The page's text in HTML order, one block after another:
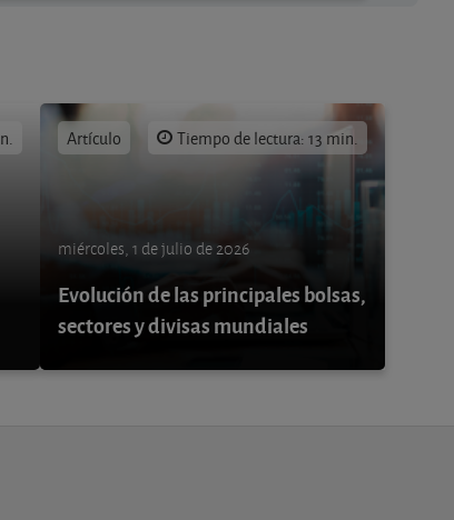
Artículo Tiempo de lectura: 13 min.
miércoles, 1 de julio de 2026
Evolución de las principales bolsas,
sectores y divisas mundiales